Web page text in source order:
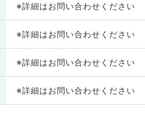
※詳細はお問い合わせください
※詳細はお問い合わせください
※詳細はお問い合わせください
※詳細はお問い合わせください